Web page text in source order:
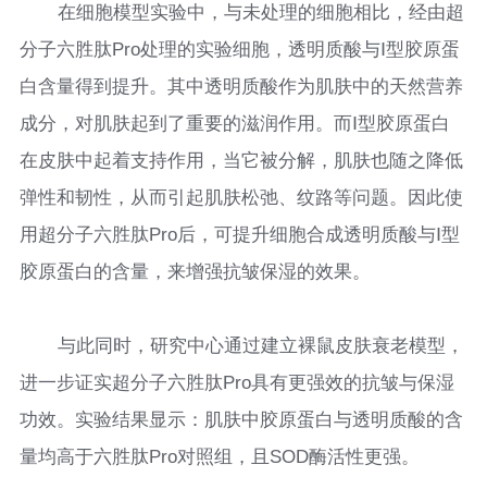
在细胞模型实验中，与未处理的细胞相比，经由超
分子六胜肽Pro处理的实验细胞，透明质酸与Ⅰ型胶原蛋
白含量得到提升。其中透明质酸作为肌肤中的天然营养
成分，对肌肤起到了重要的滋润作用。而Ⅰ型胶原蛋白
在皮肤中起着支持作用，当它被分解，肌肤也随之降低
弹性和韧性，从而引起肌肤松弛、纹路等问题。因此使
用超分子六胜肽Pro后，可提升细胞合成透明质酸与Ⅰ型
胶原蛋白的含量，来增强抗皱保湿的效果。
与此同时，研究中心通过建立裸鼠皮肤衰老模型，
进一步证实超分子六胜肽Pro具有更强效的抗皱与保湿
功效。实验结果显示：肌肤中胶原蛋白与透明质酸的含
量均高于六胜肽Pro对照组，且SOD酶活性更强。